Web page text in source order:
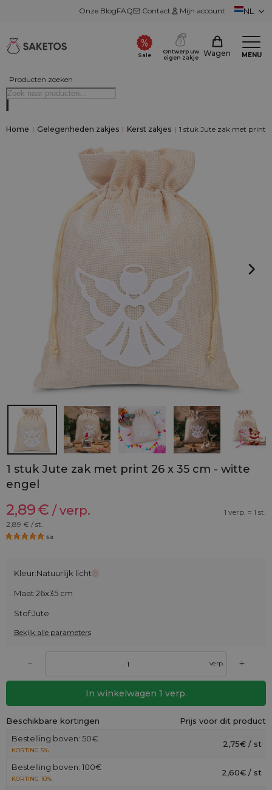
Onze BlogFAQ Contact Mijn account NL
Producten zoeken
Sale
Ontwerp uw
eigen zakje
Wagen MENU
Home | Gelegenheden zakjes | Kerst zakjes | 1 stuk Jute zak met print
1 stuk Jute zak met print 26 x 35 cm - witte
engel
2,89€ / verp.
1 verp. = 1 st.
2,89 € / st.
5.0
Kleur:Natuurlijk licht
Maat:26x35 cm
Stof:Jute
Bekijk alle parameters
– verp. +
In winkelwagen 1 verp.
Beschikbare kortingen
Prijs voor dit product
Bestelling boven: 50€
KORTING 5%
2,75€ / st
Bestelling boven: 100€
KORTING 10%
2,60€ / st